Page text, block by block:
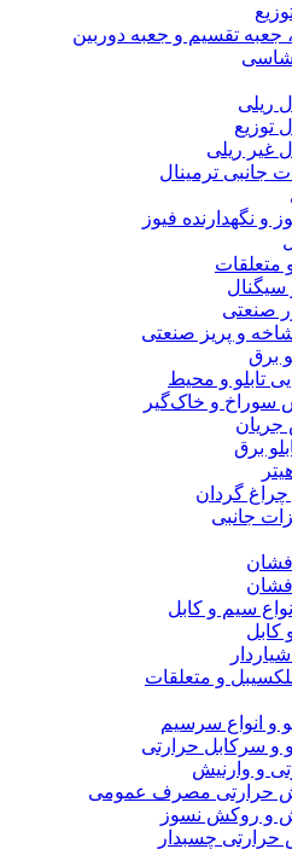
جعبه تقسیم و جعبه دوربین
شاسی
ریلی
توزیع
غیر ریلی
جانبی ترمینال
و نگهدارنده فیوز
متعلقات
سیگنال
صنعتی
شاخه و پریز صنعتی
برق
تابلو و محیط
سوراخ و خاک‌گیر
جریان
برق
چراغ گردان
جانبی
سیم و کابل
کابل
و متعلقات
و انواع سرسیم
و سرکابل حرارتی
و وارنیش
حرارتی مصرف عمومی
و روکش نسوز
چسبدار